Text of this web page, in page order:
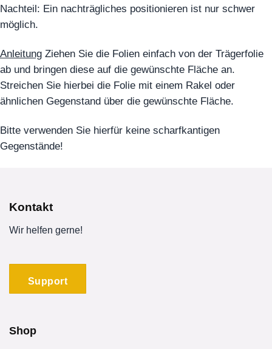
Nachteil: Ein nachträgliches positionieren ist nur schwer
möglich.
Anleitung Ziehen Sie die Folien einfach von der Trägerfolie
ab und bringen diese auf die gewünschte Fläche an.
Streichen Sie hierbei die Folie mit einem Rakel oder
ähnlichen Gegenstand über die gewünschte Fläche.
Bitte verwenden Sie hierfür keine scharfkantigen
Gegenstände!
Kontakt
Wir helfen gerne!
Support
Shop